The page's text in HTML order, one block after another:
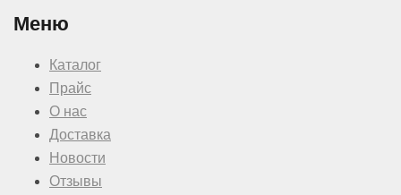
Меню
Каталог
Прайс
О нас
Доставка
Новости
Отзывы